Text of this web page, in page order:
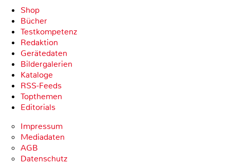
Shop
Bücher
Testkompetenz
Redaktion
Gerätedaten
Bildergalerien
Kataloge
RSS-Feeds
Topthemen
Editorials
Impressum
Mediadaten
AGB
Datenschutz